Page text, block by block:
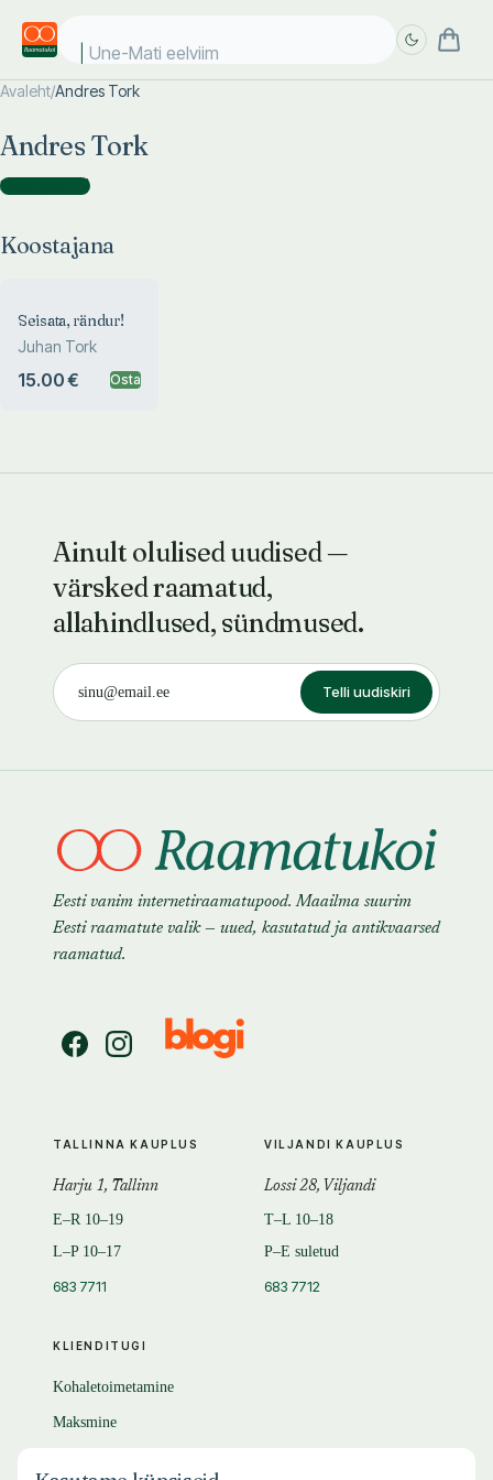
Une-Mati eelviima
Avaleht/Andres Tork
Andres Tork
Koostajana )
Koostajana
Seisata, rändur!
Juhan Tork
15.00 € Osta
Ainult olulised uudised —
värsked raamatud,
allahindlused, sündmused.
Telli uudiskiri
Eesti vanim internetiraamatupood. Maailma suurim
Eesti raamatute valik — uued, kasutatud ja antikvaarsed
raamatud.
KLIENDITUGI
Kohaletoimetamine
Maksmine
TALLINNA KAUPLUS
Harju 1, Tallinn
E–R 10–19
L–P 10–17
683 7711
VILJANDI KAUPLUS
Lossi 28, Viljandi
T–L 10–18
P–E suletud
683 7712